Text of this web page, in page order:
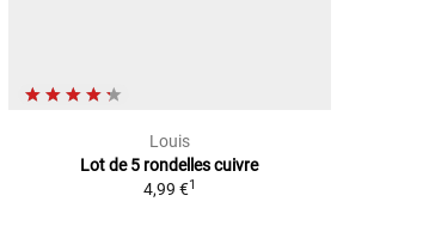
Louis
Lot de 5 rondelles cuivre
4,99 €1